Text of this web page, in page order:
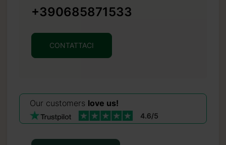
+390685871533
CONTATTACI
Our customers love us!